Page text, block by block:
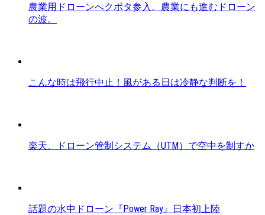
農業用ドローンへクボタ参入。農業にも進むドローン
の波。
こんな時は飛行中止！風がある日は冷静な判断を！
楽天、ドローン管制システム（UTM）で空中を制すか
話題の水中ドローン『Power Ray』日本初上陸